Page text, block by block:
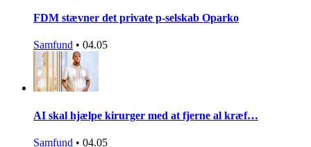
FDM stævner det private p-selskab Oparko
Samfund • 04.05
AI skal hjælpe kirurger med at fjerne al kræf…
Samfund • 04.05